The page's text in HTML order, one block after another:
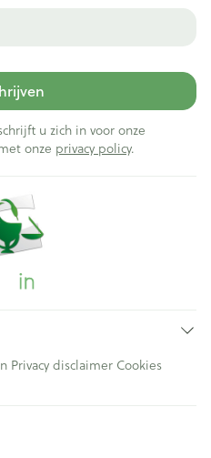
u zich in voor onze
onze privacy policy.
Privacy disclaimer Cookies